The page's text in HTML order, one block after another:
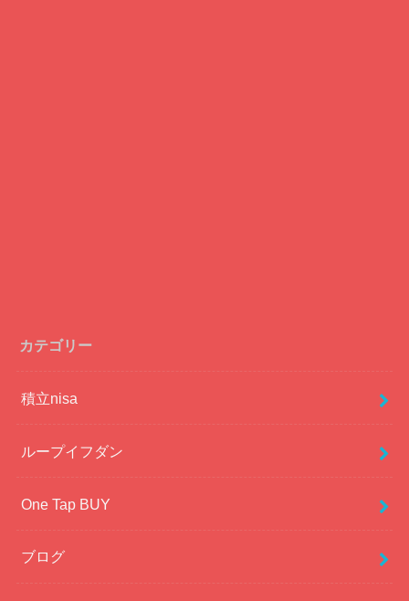
カテゴリー
積立nisa
ループイフダン
One Tap BUY
ブログ